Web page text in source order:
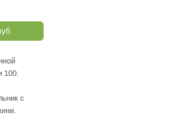
100.
с